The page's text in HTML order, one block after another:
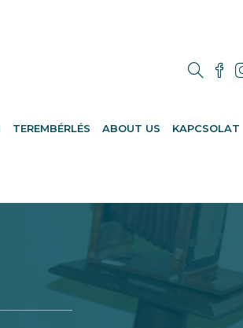
TEREMBÉRLÉS ABOUT US KAPCSOLAT